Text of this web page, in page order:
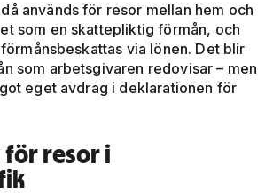
används för resor mellan hem och
som en skattepliktig förmån, och
via lönen. Det blir
som arbetsgivaren redovisar – men
eget avdrag i deklarationen för
för resor i